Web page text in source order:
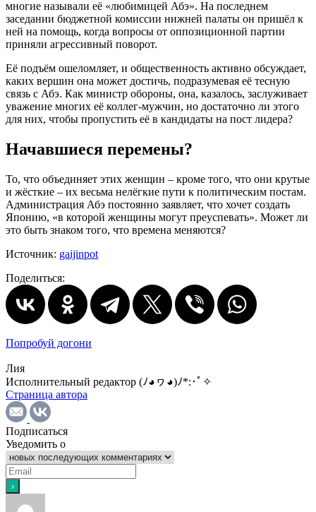
многие называли её «любимицей Абэ». На последнем
заседании бюджетной комиссии нижней палаты он пришёл к
ней на помощь, когда вопросы от оппозиционной партии
приняли агрессивный поворот.
Её подъём ошеломляет, и общественность активно обсуждает,
каких вершин она может достичь, подразумевая её тесную
связь с Абэ. Как министр обороны, она, казалось, заслуживает
уважение многих её коллег-мужчин, но достаточно ли этого
для них, чтобы пропустить её в кандидаты на пост лидера?
Начавшиеся перемены?
То, что объединяет этих женщин – кроме того, что они крутые
и жёсткие – их весьма нелёгкие пути к политическим постам.
Администрация Абэ постоянно заявляет, что хочет создать
Японию, «в которой женщины могут преуспевать». Может ли
это быть знаком того, что времена меняются?
Источник: gaijinpot
Поделиться:
Попробуй догони
Лия
Исполнительный редактор (ﾉ◕ヮ◕)ﾉ*:･ﾟ✧
Страница автора
Подписаться
Уведомить о